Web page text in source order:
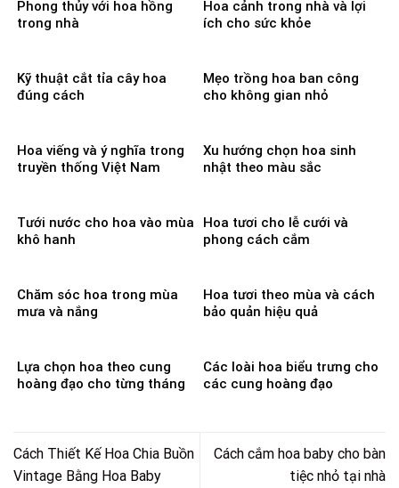
Phong thủy với hoa hồng
trong nhà
Hoa cảnh trong nhà và lợi
ích cho sức khỏe
Kỹ thuật cắt tỉa cây hoa
đúng cách
Mẹo trồng hoa ban công
cho không gian nhỏ
Hoa viếng và ý nghĩa trong
truyền thống Việt Nam
Xu hướng chọn hoa sinh
nhật theo màu sắc
Tưới nước cho hoa vào mùa
khô hanh
Hoa tươi cho lễ cưới và
phong cách cắm
Chăm sóc hoa trong mùa
mưa và nắng
Hoa tươi theo mùa và cách
bảo quản hiệu quả
Lựa chọn hoa theo cung
hoàng đạo cho từng tháng
Các loài hoa biểu trưng cho
các cung hoàng đạo
Cách Thiết Kế Hoa Chia Buồn
Vintage Bằng Hoa Baby
Cách cắm hoa baby cho bàn
tiệc nhỏ tại nhà